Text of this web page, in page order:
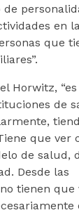
en
que
Horwitz,
de
que ver
de salud,
Desde las
tienen que